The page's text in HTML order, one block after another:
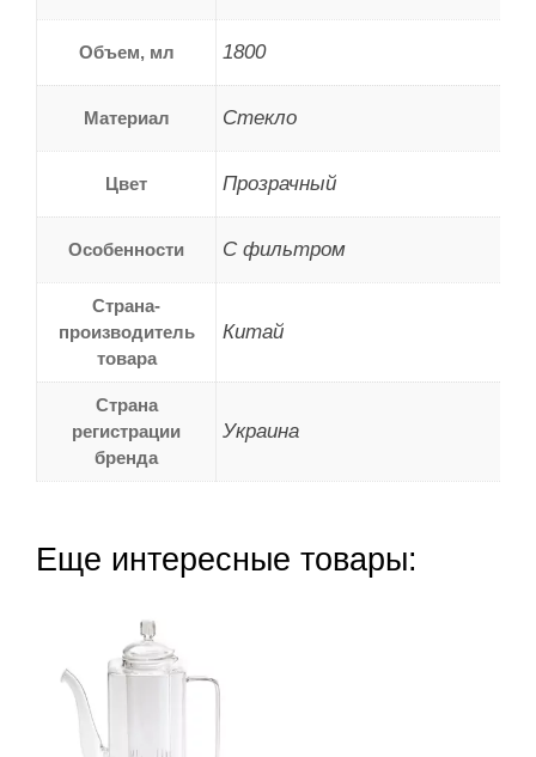
Объем, мл 1800
Материал Стекло
Цвет Прозрачный
Особенности С фильтром
Страна-
производитель
товара
Китай
Страна
регистрации
бренда
Украина
Еще интересные товары: